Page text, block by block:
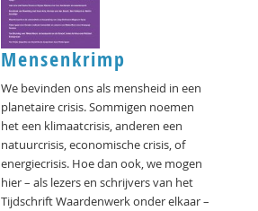
Mensenkrimp
We bevinden ons als mensheid in een
planetaire crisis. Sommigen noemen
het een klimaatcrisis, anderen een
natuurcrisis, economische crisis, of
energiecrisis. Hoe dan ook, we mogen
hier – als lezers en schrijvers van het
Tijdschrift Waardenwerk onder elkaar –